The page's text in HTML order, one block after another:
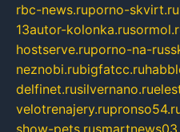
rbc-news.ruporno-skvirt.ru
13autor-kolonka.ru
hostserve.ruporno-na-
neznobi.rubigfatcc.ru
delfinet.rusilvernano.ru
velotrenajery.ru